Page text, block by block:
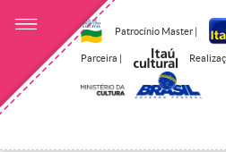
Patrocínio Master |
Parceira |